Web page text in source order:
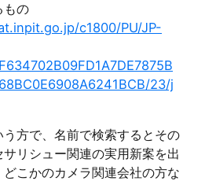
もの
c1800/PU/JP-
23/j
方で、名前で検索するとその
リシュー関連の実用新案を出
こかのカメラ関連会社の方な